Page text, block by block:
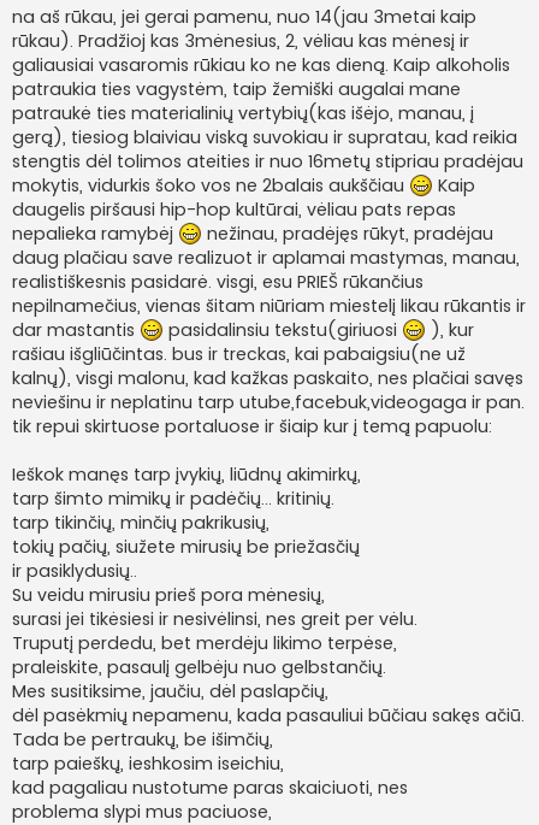
a
n
d
a
r
t
i
n
ė
na aš rūkau, jei gerai pamenu, nuo 14(jau 3metai kaip
rūkau). Pradžioj kas 3mėnesius, 2, vėliau kas mėnesį ir
galiausiai vasaromis rūkiau ko ne kas dieną. Kaip alkoholis
patraukia ties vagystėm, taip žemiški augalai mane
patraukė ties materialinių vertybių(kas išėjo, manau, į
gerą), tiesiog blaiviau viską suvokiau ir supratau, kad reikia
stengtis dėl tolimos ateities ir nuo 16metų stipriau pradėjau
mokytis, vidurkis šoko vos ne 2balais aukščiau
Kaip
daugelis piršausi hip-hop kultūrai, vėliau pats repas
nepalieka ramybėj
nežinau, pradėjęs rūkyt, pradėjau
daug plačiau save realizuot ir aplamai mastymas, manau,
realistiškesnis pasidarė. visgi, esu PRIEŠ rūkančius
nepilnamečius, vienas šitam niūriam miestelį likau rūkantis ir
dar mastantis
pasidalinsiu tekstu(giriuosi
), kur
rašiau išgliūčintas. bus ir treckas, kai pabaigsiu(ne už
kalnų), visgi malonu, kad kažkas paskaito, nes plačiai savęs
neviešinu ir neplatinu tarp utube,facebuk,videogaga ir pan.
tik repui skirtuose portaluose ir šiaip kur į temą papuolu:
Ieškok manęs tarp įvykių, liūdnų akimirkų,
tarp šimto mimikų ir padėčių... kritinių.
tarp tikinčių, minčių pakrikusių,
tokių pačių, siužete mirusių be priežasčių
ir pasiklydusių..
Su veidu mirusiu prieš pora mėnesių,
surasi jei tikėsiesi ir nesivėlinsi, nes greit per vėlu.
Truputį perdedu, bet merdėju likimo terpėse,
praleiskite, pasaulį gelbėju nuo gelbstančių.
Mes susitiksime, jaučiu, dėl paslapčių,
dėl pasėkmių nepamenu, kada pasauliui būčiau sakęs ačiū.
Tada be pertraukų, be išimčių,
tarp paieškų, ieshkosim iseichiu,
kad pagaliau nustotume paras skaiciuoti, nes
problema slypi mus paciuose,